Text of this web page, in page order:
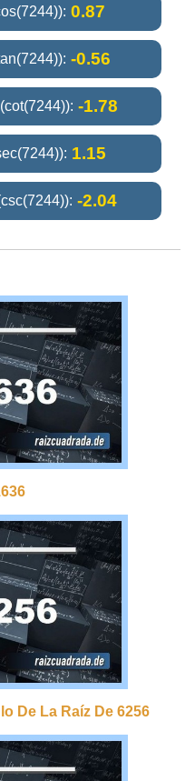
0.87
-0.56
-1.78
1.15
-2.04
De La Raíz De 6256